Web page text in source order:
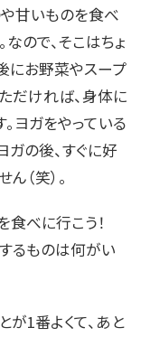
や甘いものを食べ
ので、そこはちょ
にお野菜やスープ
だければ、身体に
ヨガをやっている
ガの後、すぐに好
（笑）。
食べに行こう！
るものは何がい
1番よくて、あと